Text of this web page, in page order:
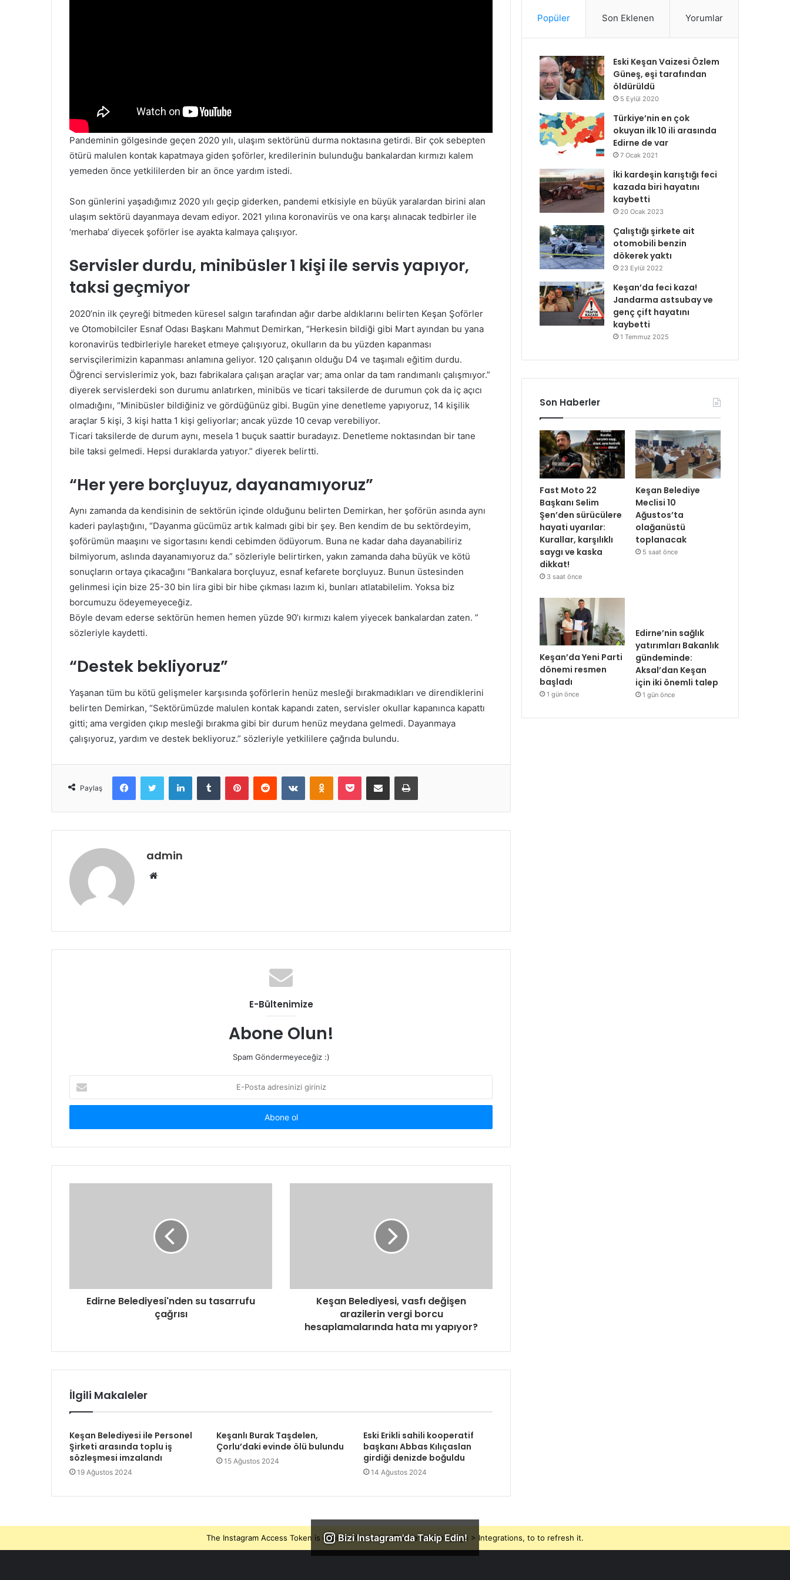
Pandeminin gölgesinde geçen 2020 yılı, ulaşım sektörünü durma noktasına getirdi. Bir çok sebepten
ötürü malulen kontak kapatmaya giden şoförler, kredilerinin bulunduğu bankalardan kırmızı kalem
yemeden önce yetkililerden bir an önce yardım istedi.
Son günlerini yaşadığımız 2020 yılı geçip giderken, pandemi etkisiyle en büyük yaralardan birini alan
ulaşım sektörü dayanmaya devam ediyor. 2021 yılına koronavirüs ve ona karşı alınacak tedbirler ile
‘merhaba’ diyecek şoförler ise ayakta kalmaya çalışıyor.
Servisler durdu, minibüsler 1 kişi ile servis yapıyor,
taksi geçmiyor
2020’nin ilk çeyreği bitmeden küresel salgın tarafından ağır darbe aldıklarını belirten Keşan Şoförler
ve Otomobilciler Esnaf Odası Başkanı Mahmut Demirkan, “Herkesin bildiği gibi Mart ayından bu yana
koronavirüs tedbirleriyle hareket etmeye çalışıyoruz, okulların da bu yüzden kapanması
servisçilerimizin kapanması anlamına geliyor. 120 çalışanın olduğu D4 ve taşımalı eğitim durdu.
Öğrenci servislerimiz yok, bazı fabrikalara çalışan araçlar var; ama onlar da tam randımanlı çalışmıyor.”
diyerek servislerdeki son durumu anlatırken, minibüs ve ticari taksilerde de durumun çok da iç açıcı
olmadığını, “Minibüsler bildiğiniz ve gördüğünüz gibi. Bugün yine denetleme yapıyoruz, 14 kişilik
araçlar 5 kişi, 3 kişi hatta 1 kişi geliyorlar; ancak yüzde 10 cevap verebiliyor.
Ticari taksilerde de durum aynı, mesela 1 buçuk saattir buradayız. Denetleme noktasından bir tane
bile taksi gelmedi. Hepsi duraklarda yatıyor.” diyerek belirtti.
“Her yere borçluyuz, dayanamıyoruz”
Aynı zamanda da kendisinin de sektörün içinde olduğunu belirten Demirkan, her şoförün asında aynı
kaderi paylaştığını, “Dayanma gücümüz artık kalmadı gibi bir şey. Ben kendim de bu sektördeyim,
şoförümün maaşını ve sigortasını kendi cebimden ödüyorum. Buna ne kadar daha dayanabiliriz
bilmiyorum, aslında dayanamıyoruz da.” sözleriyle belirtirken, yakın zamanda daha büyük ve kötü
sonuçların ortaya çıkacağını “Bankalara borçluyuz, esnaf kefarete borçluyuz. Bunun üstesinden
gelinmesi için bize 25-30 bin lira gibi bir hibe çıkması lazım ki, bunları atlatabilelim. Yoksa biz
borcumuzu ödeyemeyeceğiz.
Böyle devam ederse sektörün hemen hemen yüzde 90’ı kırmızı kalem yiyecek bankalardan zaten. ”
sözleriyle kaydetti.
“Destek bekliyoruz”
Yaşanan tüm bu kötü gelişmeler karşısında şoförlerin henüz mesleği bırakmadıkları ve direndiklerini
belirten Demirkan, “Sektörümüzde malulen kontak kapandı zaten, servisler okullar kapanınca kapattı
gitti; ama vergiden çıkıp mesleği bırakma gibi bir durum henüz meydana gelmedi. Dayanmaya
çalışıyoruz, yardım ve destek bekliyoruz.” sözleriyle yetkililere çağrıda bulundu.
Paylaş
FacebookTwitter LinkedInTumblr PinterestReddit VKontakteOdnoklassniki
Pocket E-Posta ile paylaş Yazdır
admin
Web
E-Bültenimize
Abone Olun!
Spam Göndermeyeceğiz :)
Posta
adresinizi
Edirne Belediyesi'nden su tasarrufu
çağrısı
Keşan Belediyesi, vasfı değişen
arazilerin vergi borcu
hesaplamalarında hata mı yapıyor?
İlgili Makaleler
Keşan Belediyesi ile Personel
Şirketi arasında toplu iş
sözleşmesi imzalandı
19 Ağustos 2024
Keşanlı Burak Taşdelen,
Çorlu’daki evinde ölü bulundu
15 Ağustos 2024
Eski Erikli sahili kooperatif
başkanı Abbas Kılıçaslan
girdiği denizde boğuldu
14 Ağustos 2024
Popüler Son Eklenen Yorumlar
Eski Keşan Vaizesi Özlem
Güneş, eşi tarafından
öldürüldü
5 Eylül 2020
Türkiye’nin en çok
okuyan ilk 10 ili arasında
Edirne de var
7 Ocak 2021
İki kardeşin karıştığı feci
kazada biri hayatını
kaybetti
20 Ocak 2023
Çalıştığı şirkete ait
otomobili benzin
dökerek yaktı
23 Eylül 2022
Keşan’da feci kaza!
Jandarma astsubay ve
genç çift hayatını
kaybetti
1 Temmuz 2025
Son Haberler
Fast Moto 22
Başkanı Selim
Şen’den sürücülere
hayati uyarılar:
Kurallar, karşılıklı
saygı ve kaska
dikkat!
3 saat önce
Keşan Belediye
Meclisi 10
Ağustos’ta
olağanüstü
toplanacak
5 saat önce
Keşan’da Yeni Parti
dönemi resmen
başladı
1 gün önce
Edirne’nin sağlık
yatırımları Bakanlık
gündeminde:
Aksal’dan Keşan
için iki önemli talep
1 gün önce
Bizi Instagram'da Takip Edin!
The Instagram Access Token is expired, Go to the Theme options page > Integrations, to to refresh it.